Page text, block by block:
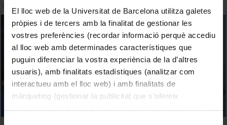
El lloc web de la Universitat de Barcelona utilitza galetes
pròpies i de tercers amb la finalitat de gestionar les
vostres preferències (recordar informació perquè accediu
al lloc web amb determinades característiques que
puguin diferenciar la vostra experiència de la d’altres
usuaris), amb finalitats estadístiques (analitzar com
interactueu amb el lloc web) i amb finalitats de
màrqueting (gestionar la publicitat que s’ofereix